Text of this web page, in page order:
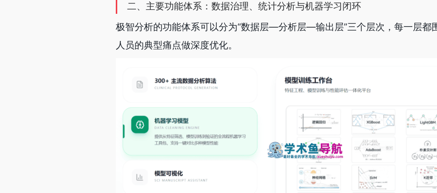
二、主要功能体系：数据治理、统计分析与机器学习闭环
极智分析的功能体系可以分为“数据层—分析层—输出层”三个层次，每一层都
人员的典型痛点做深度优化。